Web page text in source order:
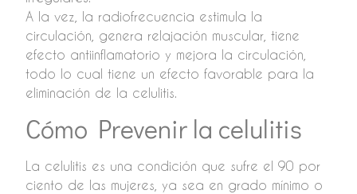
A la vez, la radiofrecuencia estimula la
circulación, genera relajación muscular, tiene
efecto antiinflamatorio y mejora la circulación,
todo lo cual tiene un efecto favorable para la
eliminación de la celulitis.
Cómo Prevenir la celulitis
La celulitis es una condición que sufre el 90 por
ciento de las mujeres, ya sea en grado mínimo o